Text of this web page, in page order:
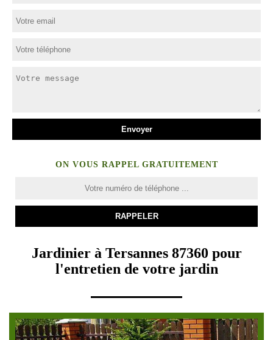
ON VOUS RAPPEL GRATUITEMENT
Jardinier à Tersannes 87360 pour
l'entretien de votre jardin